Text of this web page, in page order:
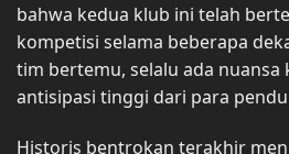
bahwa kedua klub ini telah
kompetisi selama beberapa
tim bertemu, selalu ada nuansa
antisipasi tinggi dari para
Historis bentrokan terakhir